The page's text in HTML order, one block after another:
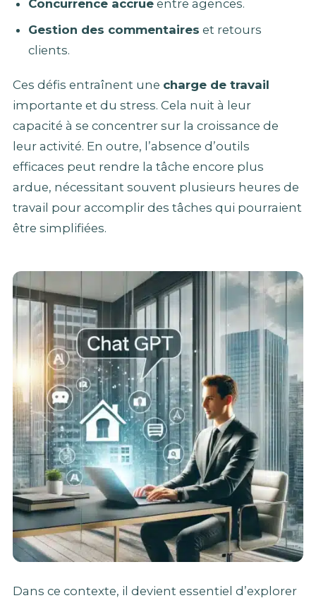
Concurrence accrueentre agences.
Gestion des commentaires et retours
clients.
Ces défis entraînent une charge de travail
importante et du stress. Cela nuit à leur
capacité à se concentrer sur la croissance de
leur activité. En outre, l’absence d’outils
efficaces peut rendre la tâche encore plus
ardue, nécessitant souvent plusieurs heures de
travail pour accomplir des tâches qui pourraient
être simplifiées.
Dans ce contexte, il devient essentiel d’explorer